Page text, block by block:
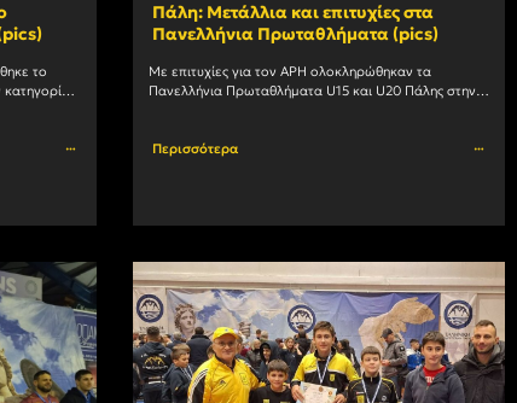
το
Πάλη: Μετάλλια και επιτυχίες στα
Πανελλήνια Πρωταθλήματα (pics)
Με επιτυχίες για τον ΑΡΗ ολοκληρώθηκαν τα
Πανελλήνια Πρωταθλήματα U15 και U20 Πάλης στην
Περισσότερα